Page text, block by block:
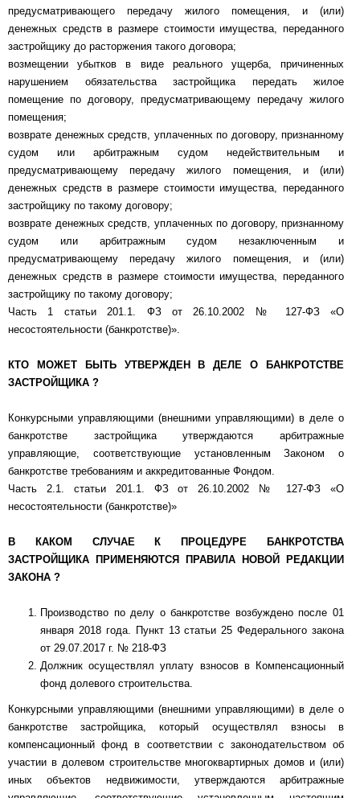
предусматривающего передачу жилого помещения, и (или)
денежных средств в размере стоимости имущества, переданного
застройщику до расторжения такого договора;
возмещении убытков в виде реального ущерба, причиненных
нарушением обязательства застройщика передать жилое
помещение по договору, предусматривающему передачу жилого
помещения;
возврате денежных средств, уплаченных по договору, признанному
судом или арбитражным судом недействительным и
предусматривающему передачу жилого помещения, и (или)
денежных средств в размере стоимости имущества, переданного
застройщику по такому договору;
возврате денежных средств, уплаченных по договору, признанному
судом или арбитражным судом незаключенным и
предусматривающему передачу жилого помещения, и (или)
денежных средств в размере стоимости имущества, переданного
застройщику по такому договору;
Часть 1 статьи 201.1. ФЗ от 26.10.2002 № 127-ФЗ «О
несостоятельности (банкротстве)».
КТО МОЖЕТ БЫТЬ УТВЕРЖДЕН В ДЕЛЕ О БАНКРОТСТВЕ
ЗАСТРОЙЩИКА ?
Конкурсными управляющими (внешними управляющими) в деле о
банкротстве застройщика утверждаются арбитражные
управляющие, соответствующие установленным Законом о
банкротстве требованиям и аккредитованные Фондом.
Часть 2.1. статьи 201.1. ФЗ от 26.10.2002 № 127-ФЗ «О
несостоятельности (банкротстве)»
В КАКОМ СЛУЧАЕ К ПРОЦЕДУРЕ БАНКРОТСТВА
ЗАСТРОЙЩИКА ПРИМЕНЯЮТСЯ ПРАВИЛА НОВОЙ РЕДАКЦИИ
ЗАКОНА ?
Производство по делу о банкротстве возбуждено после 01
января 2018 года. Пункт 13 статьи 25 Федерального закона
от 29.07.2017 г. № 218-ФЗ
Должник осуществлял уплату взносов в Компенсационный
фонд долевого строительства.
Конкурсными управляющими (внешними управляющими) в деле о
банкротстве застройщика, который осуществлял взносы в
компенсационный фонд в соответствии с законодательством об
участии в долевом строительстве многоквартирных домов и (или)
иных объектов недвижимости, утверждаются арбитражные